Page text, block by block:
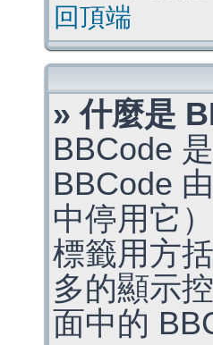
回頂端
» 什麼是
BBCode
BBCode
中停用它
標籤用方
多的顯示
面中的